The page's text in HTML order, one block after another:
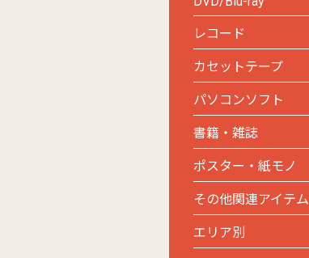
レコード
カセットテープ
パソコンソフト
書籍・雑誌
ポスター・紙モノ
その他関連アイテム
エリア別